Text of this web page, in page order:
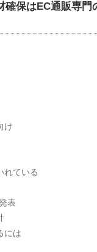
確保はEC通販専門
け
れている
表
には